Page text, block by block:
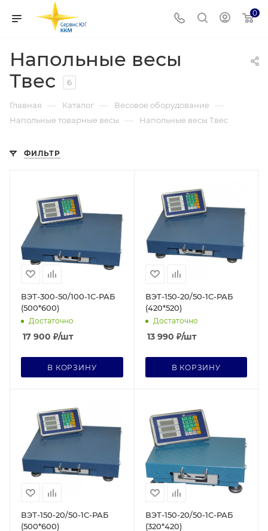
0
Напольные весы
Твес
6
Главная — Каталог — Весовое оборудование —
Напольные товарные весы — Напольные весы Твес
ФИЛЬТР
ВЭТ-300-50/100-1С-РАБ
(500*600)
Достаточно
17 900 ₽/шт
В КОРЗИНУ
ВЭТ-150-20/50-1С-РАБ
(420*520)
Достаточно
13 990 ₽/шт
В КОРЗИНУ
ВЭТ-150-20/50-1С-РАБ
(500*600)
ВЭТ-150-20/50-1С-РАБ
(320*420)